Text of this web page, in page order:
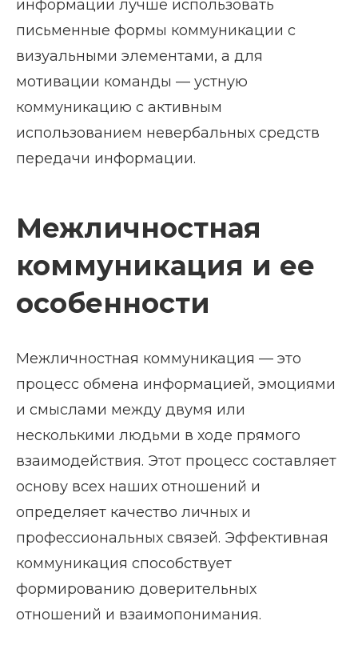
информации лучше использовать
письменные формы коммуникации с
визуальными элементами, а для
мотивации команды — устную
коммуникацию с активным
использованием невербальных средств
передачи информации.
Межличностная
коммуникация и ее
особенности
Межличностная коммуникация — это
процесс обмена информацией, эмоциями
и смыслами между двумя или
несколькими людьми в ходе прямого
взаимодействия. Этот процесс составляет
основу всех наших отношений и
определяет качество личных и
профессиональных связей. Эффективная
коммуникация способствует
формированию доверительных
отношений и взаимопонимания.